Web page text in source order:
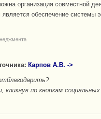
организация совместной
обеспечение
Карпов А.В. ->
кликнув по кнопкам